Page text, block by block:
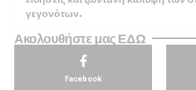
γεγονότων.
Ακολουθήστε μας ΕΔΩ
Facebook